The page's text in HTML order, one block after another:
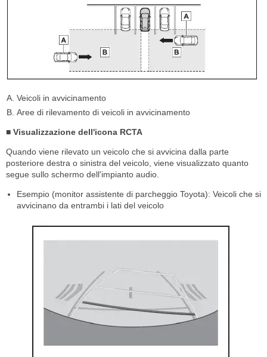
Veicoli in avvicinamento
Aree di rilevamento di veicoli in avvicinamento
■ Visualizzazione dell'icona RCTA
Quando viene rilevato un veicolo che si avvicina dalla parte
posteriore destra o sinistra del veicolo, viene visualizzato quanto
segue sullo schermo dell'impianto audio.
Esempio (monitor assistente di parcheggio Toyota): Veicoli che si
avvicinano da entrambi i lati del veicolo